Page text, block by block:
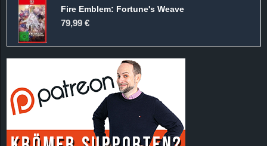
Fire Emblem: Fortune's Weave
79,99 €